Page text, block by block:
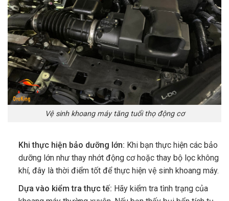
Vệ sinh khoang máy tăng tuổi thọ động cơ
Khi thực hiện bảo dưỡng lớn: Khi bạn thực hiện các bảo
dưỡng lớn như thay nhớt động cơ hoặc thay bộ lọc không
khí, đây là thời điểm tốt để thực hiện vệ sinh khoang máy.
Dựa vào kiểm tra thực tế: Hãy kiểm tra tình trạng của